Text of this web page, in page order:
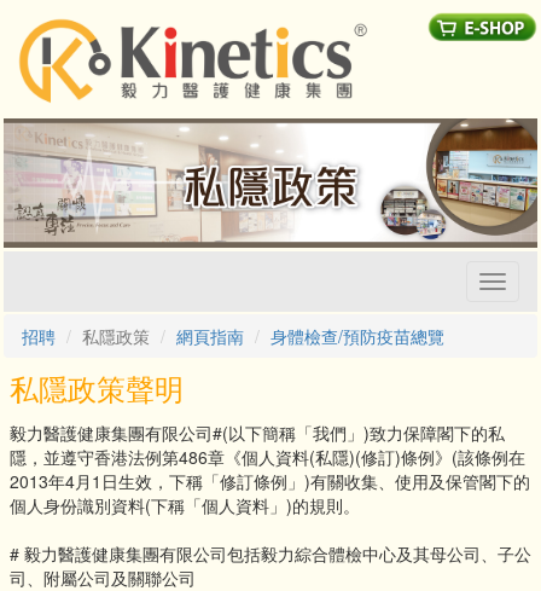
招聘
私隱政策 網頁指南 身體檢查/預防疫苗總覽
私隱政策聲明
毅力醫護健康集團有限公司#(以下簡稱「我們」)致力保障閣下的私
隱，並遵守香港法例第486章《個人資料(私隱)(修訂)條例》(該條例在
2013年4月1日生效，下稱「修訂條例」)有關收集、使用及保管閣下的
個人身份識別資料(下稱「個人資料」)的規則。
# 毅力醫護健康集團有限公司包括毅力綜合體檢中心及其母公司、子公
司、附屬公司及關聯公司